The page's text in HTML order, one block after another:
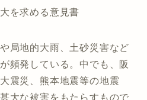
を求める意見書
局地的大雨、土砂災害など
頻発している。中でも、阪
震災、熊本地震等の地震
大な被害をもたらすもので